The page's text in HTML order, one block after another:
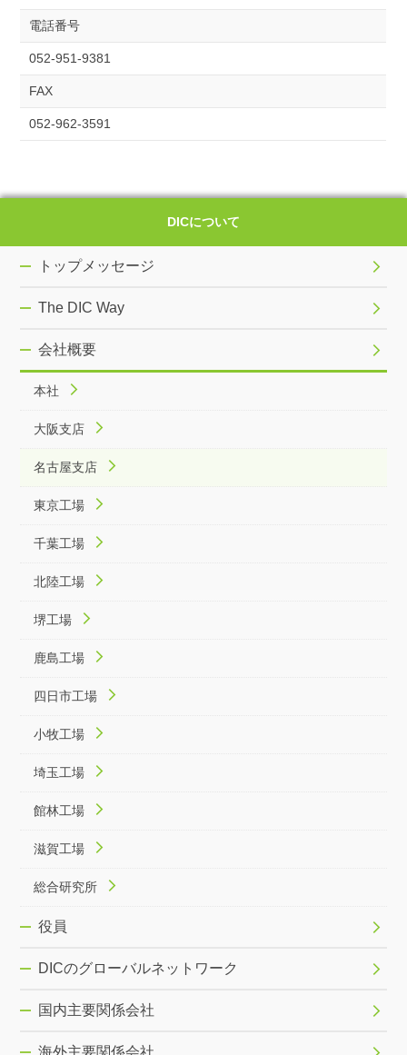
電話番号
052-951-9381
FAX
052-962-3591
DICについて
トップメッセージ
The DIC Way
会社概要
本社
大阪支店
名古屋支店
東京工場
千葉工場
北陸工場
堺工場
鹿島工場
四日市工場
小牧工場
埼玉工場
館林工場
滋賀工場
総合研究所
役員
DICのグローバルネットワーク
国内主要関係会社
海外主要関係会社